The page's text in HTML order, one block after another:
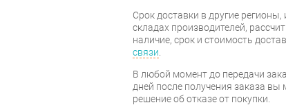
Срок доставки в другие
складах производителей,
наличие, срок и стоимость
связи.
В любой момент до передачи
дней после получения заказа вы
решение об отказе от покупки.